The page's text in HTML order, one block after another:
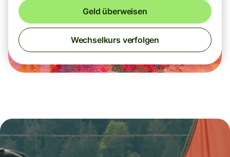
Geld überweisen
Wechselkurs verfolgen